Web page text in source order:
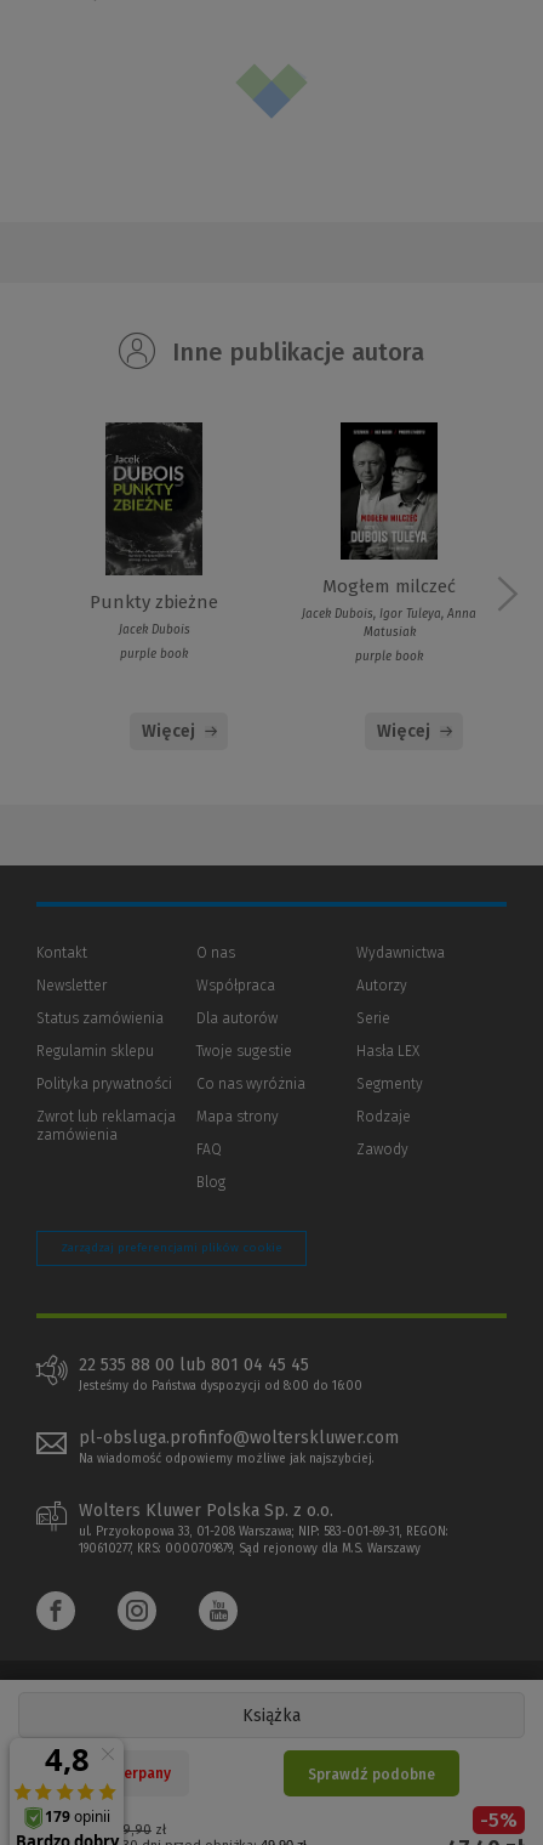
Książka
Cena regularna: 49,90zł
-5%
Nakład wyczerpany Sprawdź podobne
Inne publikacje autora
Punkty zbieżne
Jacek Dubois
purple book
Więcej
Mogłem milczeć
Jacek Dubois, Igor Tuleya, Anna
Matusiak
purple book
Więcej
Kontakt
Newsletter
Status zamówienia
Regulamin sklepu
Polityka prywatności (Nowe
(Link
innej
Zwrot lub reklamacja
zamówienia
O nas
Współpraca
Dla autorów(Nowe
(Link
innej
strony)
Twoje sugestie
Co nas wyróżnia
Mapa strony
FAQ
Blog
Wydawnictwa
Autorzy
Serie
Hasła LEX
Segmenty
Rodzaje
Zawody
Zarządzaj preferencjami plików cookie
22 535 88 00 lub 801 04 45 45
Jesteśmy do Państwa dyspozycji od 8:00 do 16:00
pl-obsluga.profinfo@wolterskluwer.com
Na wiadomość odpowiemy możliwe jak najszybciej.
Wolters Kluwer Polska Sp. z o.o.
ul. Przyokopowa 33, 01-208 Warszawa; NIP: 583-001-89-31, REGON:
190610277, KRS: 0000709879, Sąd rejonowy dla M.S. Warszawy
Copyright 1997 - 2026 Wolters Kluwer Polska Sp. z o.o.
Płatności elektroniczne
(Nowe
(Link